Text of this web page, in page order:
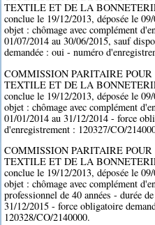
TEXTILE ET DE LA
conclue le 19/12/2013, déposée le
objet : chômage avec complément
01/07/2014 au 30/06/2015, sauf
demandée : oui - numéro
COMMISSION PARITAIRE
TEXTILE ET DE LA
conclue le 19/12/2013, déposée le
objet : chômage avec complément
01/01/2014 au 31/12/2014 - force
d'enregistrement : 120327/CO/
COMMISSION PARITAIRE
TEXTILE ET DE LA
conclue le 19/12/2013, déposée le
objet : chômage avec complément
professionnel de 40 années - durée
31/12/2015 - force obligatoire
120328/CO/2140000.